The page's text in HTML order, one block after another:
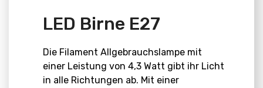
LED Birne E27
Die Filament Allgebrauchslampe mit
einer Leistung von 4,3 Watt gibt ihr Licht
in alle Richtungen ab. Mit einer